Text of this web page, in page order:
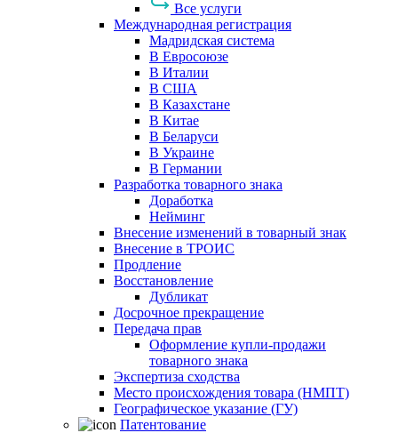
Все услуги
Международная регистрация
Мадридская система
В Евросоюзе
В Италии
В США
В Казахстане
В Китае
В Беларуси
В Украине
В Германии
Разработка товарного знака
Доработка
Нейминг
Внесение изменений в товарный знак
Внесение в ТРОИС
Продление
Восстановление
Дубликат
Досрочное прекращение
Передача прав
Оформление купли-продажи
товарного знака
Экспертиза сходства
Место происхождения товара (НМПТ)
Географическое указание (ГУ)
Патентование